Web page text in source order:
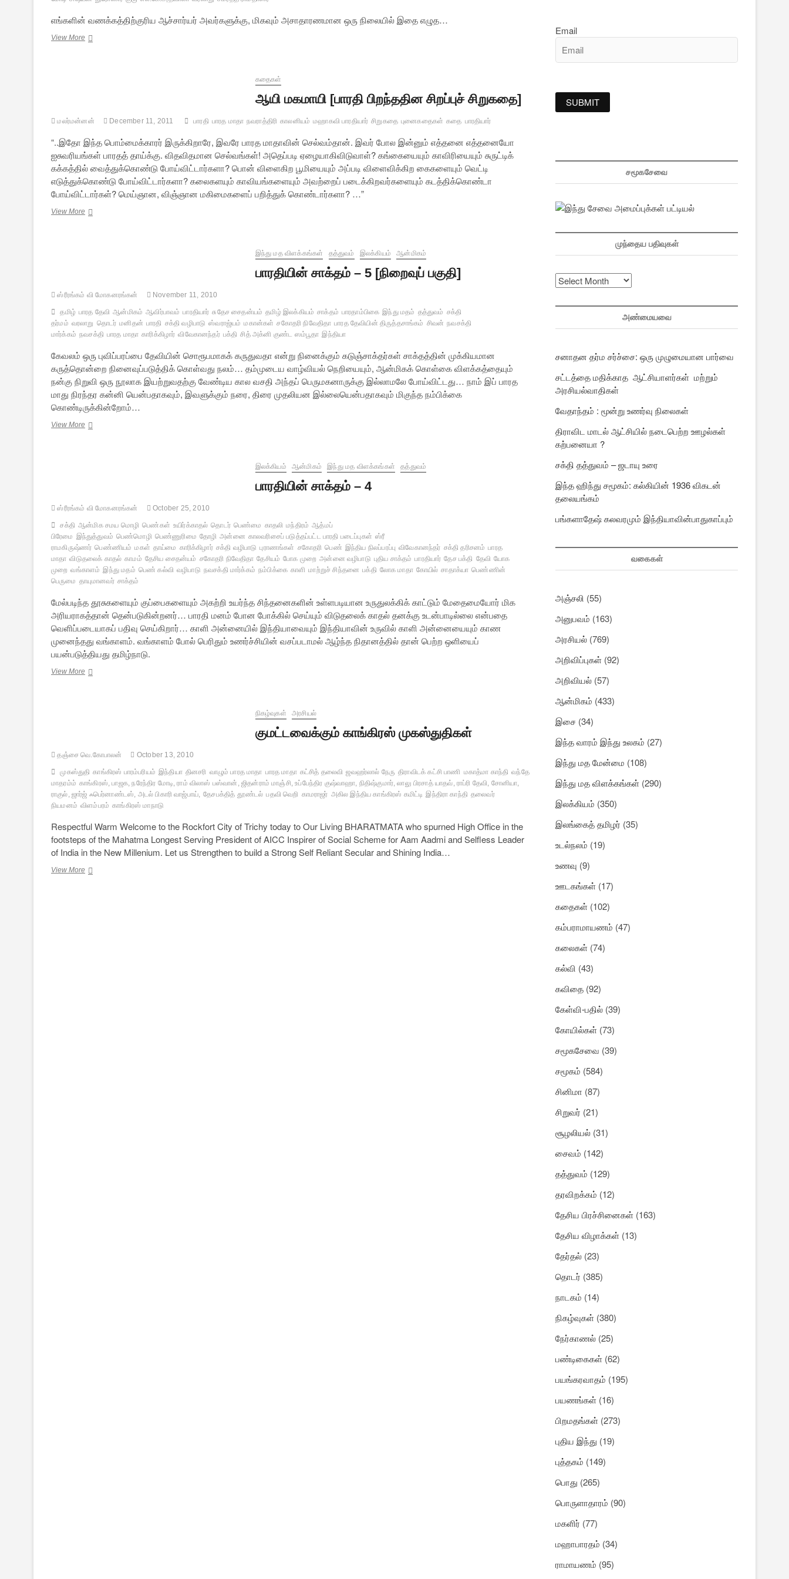
எங்களின் வணக்கத்திற்குரிய ஆச்சார்யர் அவர்களுக்கு, மிகவும் அசாதாரணமான ஒரு நிலையில் இதை எழுத…
View Moreபீஷ்ம
கதைகள்
ஆயி மகமாயி [பாரதி பிறந்ததின சிறப்புச் சிறுகதை]
மலர்மன்னன் December 11, 2011 பாரதி பாரத மாதா நவராத்திரி காலனியம் மஹாகவி பாரதியார் சிறுகதை புனைகதைகள் கதை பாரதியார்
“..இதோ இந்த பொம்மைக்காரர் இருக்கிறாரே, இவரே பாரத மாதாவின் செல்வம்தான். இவர் போல இன்னும் எத்தனை எத்தனையோ
ஐசுவரியங்கள் பாரதத் தாய்க்கு. விதவிதமான செல்வங்கள்! அதெப்படி ஏழையாகிவிடுவாள்? கங்கையையும் காவிரியையும் சுருட்டிக்
கக்கத்தில் வைத்துக்கொண்டு போய்விட்டார்களா? பொன் விளைகிற பூமியையும் அப்படி விளைவிக்கிற கைகளையும் வெட்டி
எடுத்துக்கொண்டு போய்விட்டார்களா? கலைகளயும் காவியங்களையும் அவற்றைப் படைக்கிறவர்களையும் கடத்திக்கொண்டா
போய்விட்டார்கள்? மெய்ஞான, விஞ்ஞான மகிமைகளைப் பறித்துக் கொண்டார்களா? …”
View Moreஆயி
இந்து மத விளக்கங்கள் தத்துவம் இலக்கியம் ஆன்மிகம்
பாரதியின் சாக்தம் – 5 [நிறைவுப் பகுதி]
ஸ்ரீரங்கம் வி மோகனரங்கன் November 11, 2010
தமிழ் பாரத தேவி ஆன்மிகம் ஆவிர்பாவம் பாரதியார் சுதேச சைதன்யம் தமிழ் இலக்கியம் சாக்தம் பாரதாம்பிகை இந்து மதம் தத்துவம் சக்தி
தர்மம் வரலாறு தொடர் மனிதன் பாரதி சக்தி வழிபாடு ஸ்வராஜ்யம் மகான்கள் சகோதரி நிவேதிதா பாரத தேவியின் திருத்தசாங்கம் சிவன் நவசக்தி
மார்க்கம் நவசக்தி பாரத மாதா காரிக்கிழார் விவேகானந்தர் பக்தி சித் அக்னி குண்ட ஸம்பூதா இந்தியா
கேவலம் ஒரு புவிப்பரப்பை தேவியின் சொரூபமாகக் கருதுவதா என்று நினைக்கும் கடுஞ்சாக்தர்கள் சாக்தத்தின் முக்கியமான
கருத்தொன்றை நினைவுப்படுத்திக் கொள்வது நலம்… தம்முடைய வாழ்வியல் நெறியையும், ஆன்மிகக் கொள்கை விளக்கத்தையும்
நன்கு நிறுவி ஒரு நூலாக இயற்றுவதற்கு வேண்டிய கால வசதி அந்தப் பெருமகனாருக்கு இல்லாமலே போய்விட்டது… நாம் இப் பாரத
மாது நிரந்தர கன்னி யென்பதாகவும், இவளுக்கும் நரை, திரை முதலியன இல்லையென்பதாகவும் மிகுந்த நம்பிக்கை
கொண்டிருக்கின்றோம்…
View Moreபாரதியின்
இலக்கியம் ஆன்மிகம் இந்து மத விளக்கங்கள் தத்துவம்
பாரதியின் சாக்தம் – 4
ஸ்ரீரங்கம் வி மோகனரங்கன் October 25, 2010
சக்தி ஆன்மிக சமய மொழி பெண்கள் உயிர்க்காதல் தொடர் பெண்மை காதலி மந்திரம் ஆத்மப்
பிரேமை இந்துத்துவம் பெண்மொழி பெண்ணுரிமை தோழி அன்னை காலவரிசைப் படுத்தப்பட்ட பாரதி படைப்புகள் ஸ்ரீ
ராமகிருஷ்ணர் பெண்ணியம் மகள் தாய்மை காரிக்கிழார் சக்தி வழிபாடு புராணங்கள் சகோதரி பெண் இந்திய நிலப்பரப்பு விவேகானந்தர் சக்தி தரிசனம் பாரத
மாதா விடுதலைக் காதல் காமம் தேசிய சைதன்யம் சகோதரி நிவேதிதா தேசியம் போக முறை அன்னை வழிபாடு புதிய சாக்தம் பாரதியார் தேச பக்தி தேவி யோக
முறை வங்காளம் இந்து மதம் பெண் கல்வி வழிபாடு நவசக்தி மார்க்கம் நம்பிக்கை காளி மாற்றுச் சிந்தனை பக்தி லோக மாதா கோயில் சாதாக்யா பெண்ணின்
பெருமை தாயுமானவர் சாக்தம்
மேல்படிந்த தூசுகளையும் குப்பைகளையும் அகற்றி உயர்ந்த சிந்தனைகளின் உள்ளபடியான உருதுலக்கிக் காட்டும் மேதைமையோர் மிக
அரியராகத்தான் தென்படுகின்றனர்… பாரதி மனம் போன போக்கில் செய்யும் விடுதலைக் காதல் தனக்கு உடன்பாடில்லை என்பதை
வெளிப்படையாகப் பதிவு செய்கிறார்… காளி அன்னையில் இந்தியாவையும் இந்தியாவின் உருவில் காளி அன்னையையும் காண
முனைந்தது வங்காளம். வங்காளம் போல் பெரிதும் உணர்ச்சியின் வசப்படாமல் ஆழ்ந்த நிதானத்தில் தான் பெற்ற ஒளியைப்
பயன்படுத்தியது தமிழ்நாடு.
View Moreபாரதியின்
நிகழ்வுகள்
அரசியல்
குமட்டவைக்கும் காங்கிரஸ் முகஸ்துதிகள்
தஞ்சை வெ.கோபாலன் October 13, 2010
முகஸ்துதி காங்கிரஸ் பாரம்பரியம் இந்தியா தினசரி வாழும் பாரத மாதா பாரத மாதா கட்சித் தலைவி ஜவஹர்லால் நேரு திராவிடக் கட்சி பாணி மகாத்மா காந்தி வந்தே
மாதரம்ம் காங்கிரஸ், பாஜக, நரேந்திர மோடி, ராம் விலாஸ் பஸ்வான், ஜிதன்ராம் மாஞ்சி, உப்பேந்திர குஷ்வாஹா, நிதிஷ்குமார், லாலு பிரசாத் யாதவ், ராப்ரி தேவி, சோனியா,
ராகுல், ஜார்ஜ் ஃபெர்னாண்டஸ், அடல் பிகாரி வாஜ்பாய், தேசபக்தித் தூண்டல் பதவி வெறி காமராஜர் அகில இந்திய காங்கிரஸ் கமிட்டி இந்திரா காந்தி தலைவர்
நியமனம் விளம்பரம் காங்கிரஸ் மாநாடு
Respectful Warm Welcome to the Rockfort City of Trichy today to Our Living BHARATMATA who spurned High Office in the
footsteps of the Mahatma Longest Serving President of AICC Inspirer of Social Scheme for Aam Aadmi and Selfless Leader
of India in the New Millenium. Let us Strengthen to build a Strong Self Reliant Secular and Shining India…
View Moreகுமட்டவைக்கும்
Email
சமூகசேவை
முந்தைய பதிவுகள்
முந்தைய
பதிவுகள்
அண்மையவை
சனாதன தர்ம சர்ச்சை: ஒரு முழுமையான பார்வை
சட்டத்தை மதிக்காத ஆட்சியாளர்கள் மற்றும்
அரசியல்வாதிகள்
வேதாந்தம் : மூன்று உணர்வு நிலைகள்
திராவிட மாடல் ஆட்சியில் நடைபெற்ற ஊழல்கள்
கற்பனையா ?
சக்தி தத்துவம் – ஜடாயு உரை
இந்த ஹிந்து சமூகம்: கல்கியின் 1936 விகடன்
தலையங்கம்
பங்களாதேஷ் கலவரமும் இந்தியாவின்பாதுகாப்பும்
வகைகள்
அஞ்சலி (55)
அனுபவம் (163)
அரசியல் (769)
அறிவிப்புகள் (92)
அறிவியல் (57)
ஆன்மிகம் (433)
இசை (34)
இந்த வாரம் இந்து உலகம் (27)
இந்து மத மேன்மை (108)
இந்து மத விளக்கங்கள் (290)
இலக்கியம் (350)
இலங்கைத் தமிழர் (35)
உடல்நலம் (19)
உணவு (9)
ஊடகங்கள் (17)
கதைகள் (102)
கம்பராமாயணம் (47)
கலைகள் (74)
கல்வி (43)
கவிதை (92)
கேள்வி-பதில் (39)
கோயில்கள் (73)
சமூகசேவை (39)
சமூகம் (584)
சினிமா (87)
சிறுவர் (21)
சூழலியல் (31)
சைவம் (142)
தத்துவம் (129)
தரவிறக்கம் (12)
தேசிய பிரச்சினைகள் (163)
தேசிய விழாக்கள் (13)
தேர்தல் (23)
தொடர் (385)
நாடகம் (14)
நிகழ்வுகள் (380)
நேர்காணல் (25)
பண்டிகைகள் (62)
பயங்கரவாதம் (195)
பயணங்கள் (16)
பிறமதங்கள் (273)
புதிய இந்து (19)
புத்தகம் (149)
பொது (265)
பொருளாதாரம் (90)
மகளிர் (77)
மஹாபாரதம் (34)
ராமாயணம் (95)